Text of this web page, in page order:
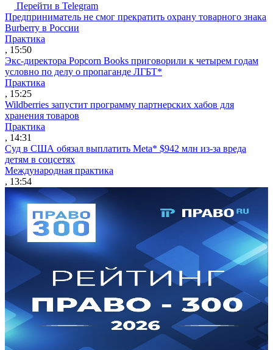
Перейти в Telegram
Предприниматель не смог прекратить охрану товарного знака
Burberry в России
Практика
, 15:50
Экс-директора Popcorn Books приговорили к четырем годам
условно по делу о пропаганде ЛГБТ*
Практика
, 15:25
Wildberries запустит программу партнерских хабов для
хранения товаров
Практика
, 14:31
Суд в США обязал выплатить Meta* $942 млн из-за вреда
детям в соцсетях
Международная практика
, 13:54